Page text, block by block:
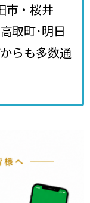
市・桜井
取町･明日
らも多数通